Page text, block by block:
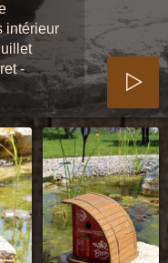
intérieur
-